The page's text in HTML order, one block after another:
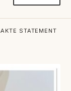
STATEMENT